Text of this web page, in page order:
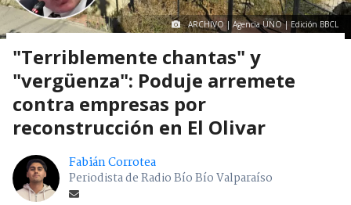
ARCHIVO | Agencia UNO | Edición BBCL
"Terriblemente chantas" y
"vergüenza": Poduje arremete
contra empresas por
reconstrucción en El Olivar
Fabián Corrotea
Periodista de Radio Bío Bío Valparaíso